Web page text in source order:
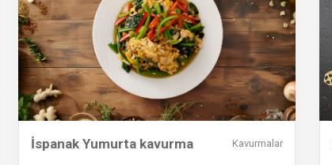
İspanak Yumurta kavurma Kavurmalar